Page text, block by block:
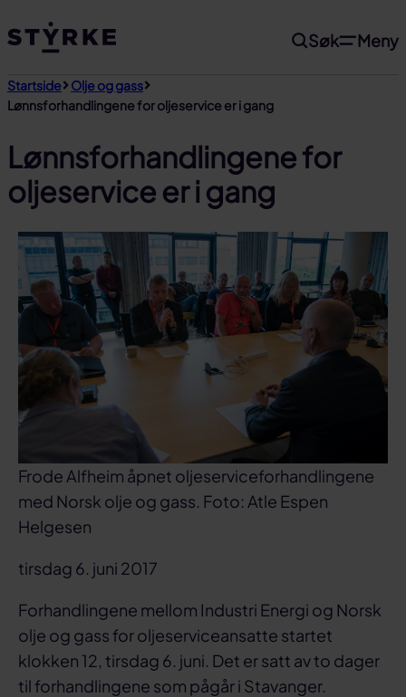
til
Søk Meny
Startside
Olje og gass
Lønnsforhandlingene for oljeservice er i gang
Lønnsforhandlingene for
oljeservice er i gang
Frode Alfheim åpnet oljeserviceforhandlingene
med Norsk olje og gass. Foto: Atle Espen
Helgesen
tirsdag 6. juni 2017
Forhandlingene mellom Industri Energi og Norsk
olje og gass for oljeserviceansatte startet
klokken 12, tirsdag 6. juni. Det er satt av to dager
til forhandlingene som pågår i Stavanger.